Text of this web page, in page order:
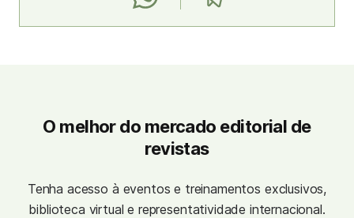
O melhor do mercado editorial de
revistas
Tenha acesso à eventos e treinamentos exclusivos,
biblioteca virtual e representatividade internacional.